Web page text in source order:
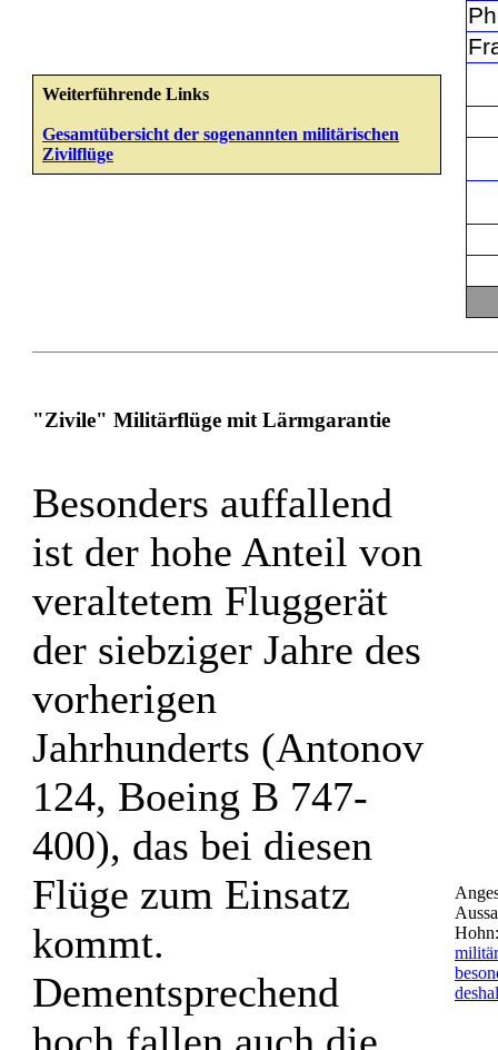
Weiterführende Links
Gesamtübersicht der sogenannten militärischen
Zivilflüge
"Zivile" Militärflüge mit Lärmgarantie
Besonders auffallend
ist der hohe Anteil von
veraltetem Fluggerät
der siebziger Jahre des
vorherigen
Jahrhunderts (Antonov
124, Boeing B 747-
400), das bei diesen
Flüge zum Einsatz
kommt.
Dementsprechend